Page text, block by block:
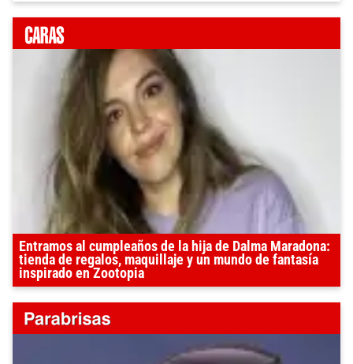
Entramos al cumpleaños de la hija de Dalma Maradona:
tienda de regalos, maquillaje y un mundo de fantasía
inspirado en Zootopia